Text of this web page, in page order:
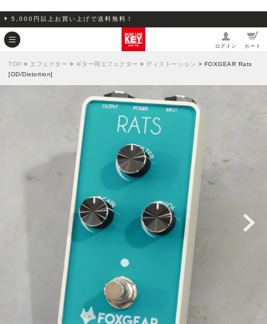
5,000円以上お買い上げで送料無料！
ログイン カート
TOP > エフェクター > ギター用エフェクター > ディストーション > FOXGEAR Rats
[OD/Distortion]